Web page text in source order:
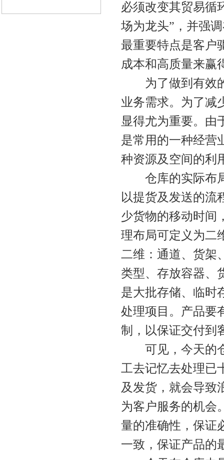
必须改变其贸易
场为龙头”，并强
最重要特点是客户
成本和高质量来赢
为了做到有效的
业务需求。为了减
显得尤为重要。由
是常用的一种经营
种资源及空间的利
仓库的实际布局
以提货及发送的流
少货物的移动时间
理布局可定义为二
二维：通道、货架
类型、存放容器、
是大批存储、临时
处理项目。产品要
制，以保证交付到
可见，今天的仓
工去记忆去处理已
及发货，就会导致
为客户服务的机会
量的准确性，保证
一致，保证产品的